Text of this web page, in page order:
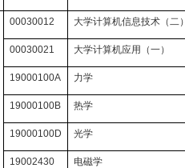
00030012 大学计算机信息技术（二）
00030021 大学计算机应用（一）
19000100A 力学
19000100B 热学
19000100D 光学
19002430 电磁学